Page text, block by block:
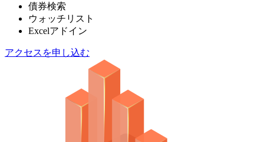
債券検索
ウォッチリスト
Excelアドイン
アクセスを申し込む